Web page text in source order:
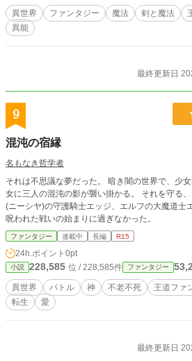
境貴族アルドレア家の長男アーカムとして生まれ
の二度目の人生をゼロからスタートさせる。
異世界 ファンタジー 魔法 剣と魔法
異能
最終更新日
9
混沌の宿縁
名もなき哲学者
それは不思議な夢だった。 暗き闇の世界で、少
女に三人の混沌の影が襲い掛かる。 それを守る
(ニーシヤ)の守護騎士エッジ、エルフの大魔道士エス。 …それはこれか
呪われた戦いの始まりに過ぎなかった。
ファンタジー 連載中 長編 R15
24h.ポイント 0pt
小説 228,585 位 / 228,585件 ファンタジー
異世界 バトル 神 不老不死 王道ファ
転生
愛
最終更新日